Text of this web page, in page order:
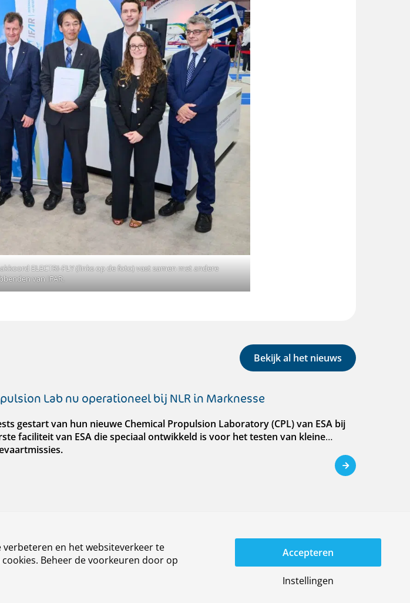
ELECTRI-FLY (links op de foto) vast samen met andere
van IFAR.
Bekijk al het nieuws
Lab nu operationeel bij NLR in Marknesse
gestart van hun nieuwe Chemical Propulsion Laboratory (CPL) van ESA bij
faciliteit van ESA die speciaal ontwikkeld is voor het testen van kleine
Aerospace Systems
Ruimtevaartcentrum (NLR) heeft Olivier den Ouden benoemd tot
In die hoedanigheid is hij ook lid van het directieteam van NLR. Hij is 1 juli
en het websiteverkeer te
Beheer de voorkeuren door op
Accepteren
Instellingen